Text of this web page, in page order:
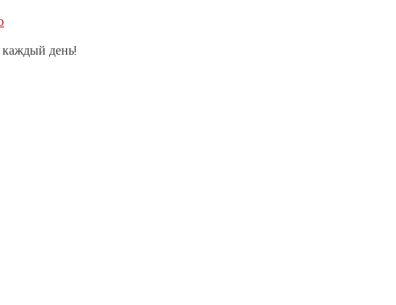
день!